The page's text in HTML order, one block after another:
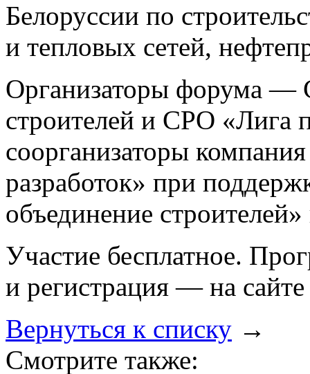
Белоруссии по
и тепловых сетей,
Организаторы форума —
строителей и СРО «Лига
соорганизаторы
разработок» при
объединение
Участие бесплатное.
и регистрация — на
Вернуться к списку →
Смотрите также: